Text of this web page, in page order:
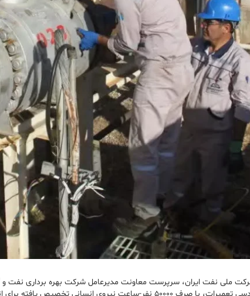
شرکت ملی نفت ایران، سرپرست معاونت مدیرعامل شرکت بهره برداری